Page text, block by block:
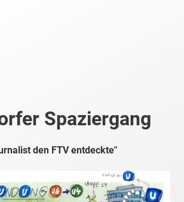
Spaziergang
den FTV entdeckte"